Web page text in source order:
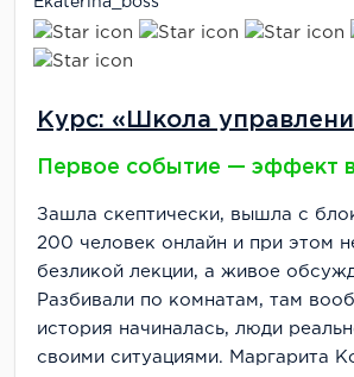
Курс: «Школа
Первое событие — эффект
Зашла скептически, вышла с
200 человек онлайн и при этом
безликой лекции, а живое
Разбивали по комнатам, там
история начиналась, люди
своими ситуациями. Маргарита